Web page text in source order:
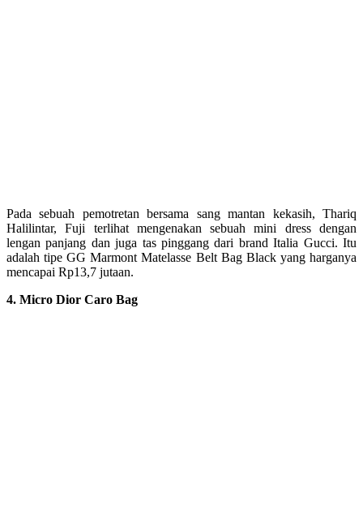
Pada sebuah pemotretan bersama sang mantan kekasih, Thariq
Halilintar, Fuji terlihat mengenakan sebuah mini dress dengan
lengan panjang dan juga tas pinggang dari brand Italia Gucci. Itu
adalah tipe GG Marmont Matelasse Belt Bag Black yang harganya
mencapai Rp13,7 jutaan.
4. Micro Dior Caro Bag